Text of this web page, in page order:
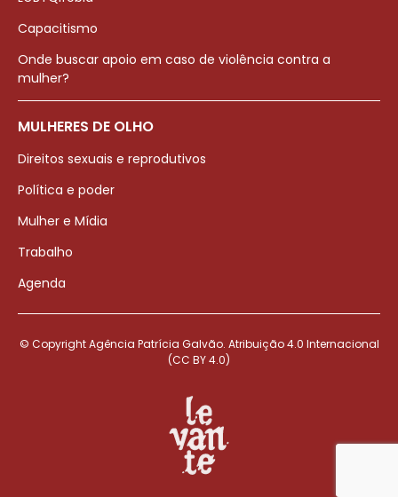
Capacitismo
Onde buscar apoio em caso de violência contra a
mulher?
MULHERES DE OLHO
Direitos sexuais e reprodutivos
Política e poder
Mulher e Mídia
Trabalho
Agenda
© Copyright Agência Patrícia Galvão. Atribuição 4.0 Internacional
(CC BY 4.0)